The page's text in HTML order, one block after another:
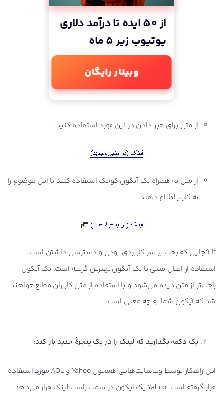
از 50 ایده تا درآمد دلاری
یوتیوب زیر 5 ماه
وبینار رایگان
از متن برای خبر دادن در این مورد استفاده کنید:
از متن به همراه یک آیکون کوچک استفاده کنید تا این موضوع را
به کاربر اطلاع دهید:
تا آنجایی که بحث بر سر کاربردی بودن و دسترسی داشتن است،
استفاده از اعلان متنی با یک آیکون بهترین گزینه است. یک آیکون
راحت‌تر از متن دیده می‌شود و با استفاده از متن کاربران مطلع خواهند
شد که آیکون شما به چه معنی است.
یک دکمه بگذارید که لینک را در یک پنجرۀ جدید باز کند:
این راهکار توسط وب‌سایت‌هایی همچون Yahoo و AOL مورد استفاده
قرار گرفته است. Yahoo یک آیکون در سمت راست لینک قرار می‌دهد